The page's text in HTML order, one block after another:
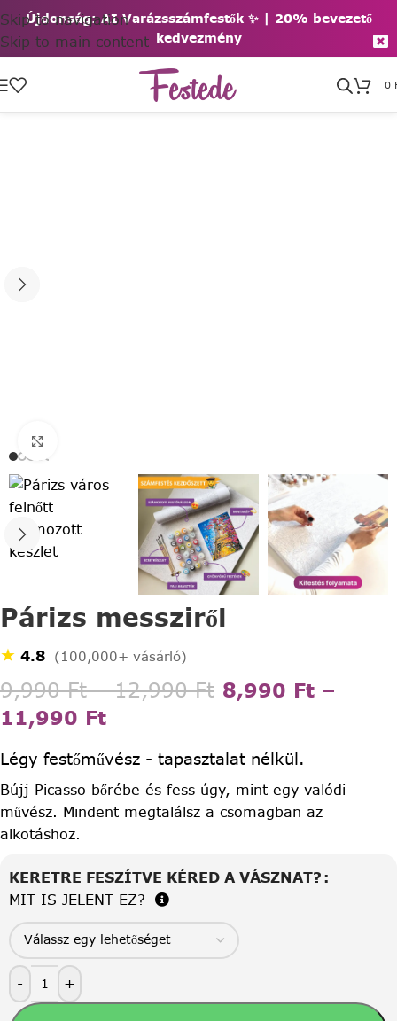
Újdonság: AI Varázsszámfestők ✨ | 20% bevezető
kedvezmény
Skip to navigation
Skip to main content
0
Párizs messziről
★ 4.8 (100,000+ vásárló)
9,990Ft – 12,990Ft 8,990 Ft –
11,990 Ft
Légy festőművész - tapasztalat nélkül.
Bújj Picasso bőrébe és fess úgy, mint egy valódi
művész. Mindent megtalálsz a csomagban az
alkotáshoz.
KERETRE FESZÍTVE KÉRED A VÁSZNAT?
MIT IS JELENT EZ?
- +